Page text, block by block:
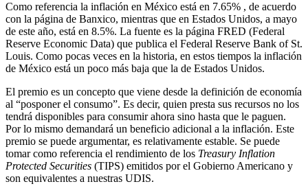
Como referencia la inflación en México está en 7.65% , de acuerdo
con la página de Banxico, mientras que en Estados Unidos, a mayo
de este año, está en 8.5%. La fuente es la página FRED (Federal
Reserve Economic Data) que publica el Federal Reserve Bank of St.
Louis. Como pocas veces en la historia, en estos tiempos la inflación
de México está un poco más baja que la de Estados Unidos.
El premio es un concepto que viene desde la definición de economía
al “posponer el consumo”. Es decir, quien presta sus recursos no los
tendrá disponibles para consumir ahora sino hasta que le paguen.
Por lo mismo demandará un beneficio adicional a la inflación. Este
premio se puede argumentar, es relativamente estable. Se puede
tomar como referencia el rendimiento de los Treasury Inflation
Protected Securities (TIPS) emitidos por el Gobierno Americano y
son equivalentes a nuestras UDIS.